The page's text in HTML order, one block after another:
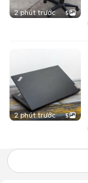
2 phút trước 5
2 phút trước 5